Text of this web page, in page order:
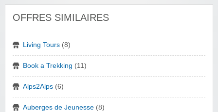
OFFRES SIMILAIRES
Living Tours (8)
Book a Trekking (11)
Alps2Alps (6)
Auberges de Jeunesse (8)